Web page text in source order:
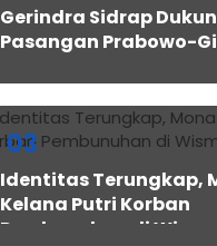
Gerindra Sidrap
Pasangan Prabowo-
03
Identitas Terungkap,
Kelana Putri Korban
Pembunuhan di Wisma